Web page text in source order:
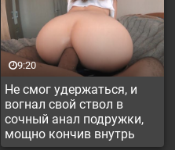
Не смог удержаться, и
вогнал свой ствол в
сочный анал подружки,
мощно кончив внутрь
9:20